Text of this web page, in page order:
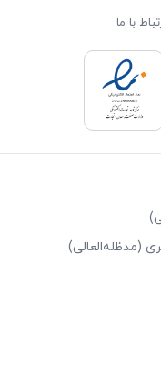
با ما
(مد‌ظله‌العالی)